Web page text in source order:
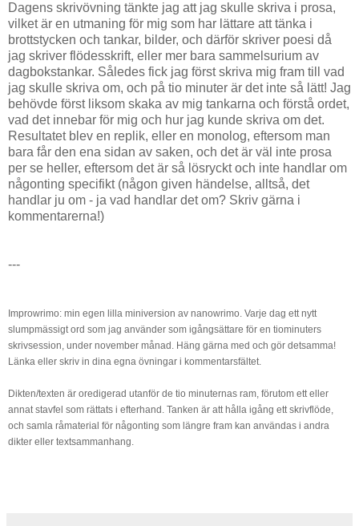
Dagens skrivövning tänkte jag att jag skulle skriva i prosa,
vilket är en utmaning för mig som har lättare att tänka i
brottstycken och tankar, bilder, och därför skriver poesi då
jag skriver flödesskrift, eller mer bara sammelsurium av
dagbokstankar. Således fick jag först skriva mig fram till vad
jag skulle skriva om, och på tio minuter är det inte så lätt! Jag
behövde först liksom skaka av mig tankarna och förstå ordet,
vad det innebar för mig och hur jag kunde skriva om det.
Resultatet blev en replik, eller en monolog, eftersom man
bara får den ena sidan av saken, och det är väl inte prosa
per se heller, eftersom det är så lösryckt och inte handlar om
någonting specifikt (någon given händelse, alltså, det
handlar ju om - ja vad handlar det om? Skriv gärna i
kommentarerna!)
---
Improwrimo: min egen lilla miniversion av nanowrimo. Varje dag ett nytt
slumpmässigt ord som jag använder som igångsättare för en tiominuters
skrivsession, under november månad. Häng gärna med och gör detsamma!
Länka eller skriv in dina egna övningar i kommentarsfältet.
Dikten/texten är oredigerad utanför de tio minuternas ram, förutom ett eller
annat stavfel som rättats i efterhand. Tanken är att hålla igång ett skrivflöde,
och samla råmaterial för någonting som längre fram kan användas i andra
dikter eller textsammanhang.